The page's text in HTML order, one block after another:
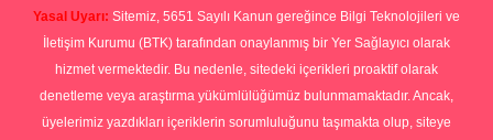
Yasal Uyarı: Sitemiz, 5651 Sayılı Kanun gereğince Bilgi Teknolojileri ve
İletişim Kurumu (BTK) tarafından onaylanmış bir Yer Sağlayıcı olarak
hizmet vermektedir. Bu nedenle, sitedeki içerikleri proaktif olarak
denetleme veya araştırma yükümlülüğümüz bulunmamaktadır. Ancak,
üyelerimiz yazdıkları içeriklerin sorumluluğunu taşımakta olup, siteye